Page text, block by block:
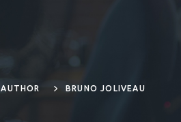
AUTHOR BRUNO JOLIVEAU